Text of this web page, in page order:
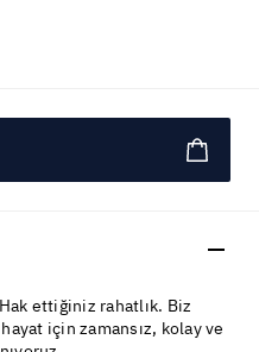
ettiğiniz rahatlık. Biz
için zamansız, kolay ve